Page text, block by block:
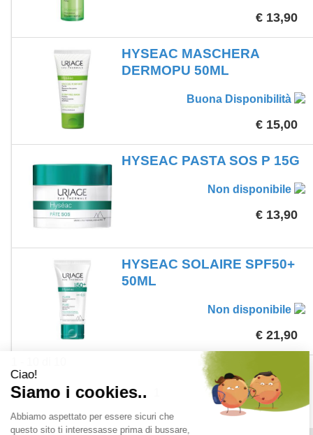
€ 13,90
HYSEAC MASCHERA
DERMOPU 50ML
Buona Disponibilità
€ 15,00
HYSEAC PASTA SOS P 15G
Non disponibile
€ 13,90
HYSEAC SOLAIRE SPF50+
50ML
Non disponibile
€ 21,90